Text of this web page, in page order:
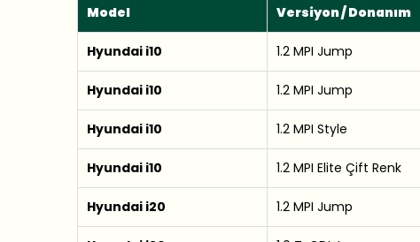
Model Versiyon / Donanım
Hyundai i10 1.2 MPI Jump
Hyundai i10 1.2 MPI Jump
Hyundai i10 1.2 MPI Style
Hyundai i10 1.2 MPI Elite Çift Renk
Hyundai i20 1.2 MPI Jump